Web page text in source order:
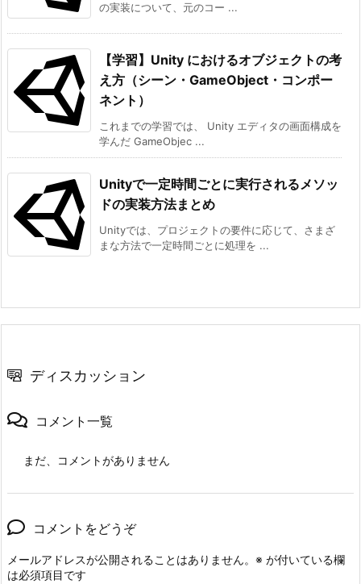
の実装について、元のコー ...
【学習】Unity におけるオブジェクトの考
え方（シーン・GameObject・コンポー
ネント）
これまでの学習では、 Unity エディタの画面構成を
学んだ GameObjec ...
Unityで一定時間ごとに実行されるメソッ
ドの実装方法まとめ
Unityでは、プロジェクトの要件に応じて、さまざ
まな方法で一定時間ごとに処理を ...
ディスカッション
コメント一覧
まだ、コメントがありません
コメントをどうぞ
メールアドレスが公開されることはありません。 ※ が付いている欄
は必須項目です